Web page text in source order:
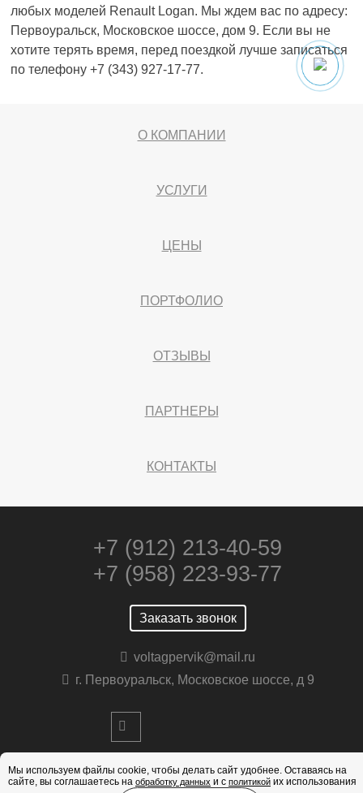
любых моделей Renault Logan. Мы ждем вас по адресу:
Первоуральск, Московское шоссе, дом 9. Если вы не
хотите терять время, перед поездкой лучше записаться
по телефону +7 (343) 927-17-77.
О КОМПАНИИ
УСЛУГИ
ЦЕНЫ
ПОРТФОЛИО
ОТЗЫВЫ
ПАРТНЕРЫ
КОНТАКТЫ
+7 (912) 213-40-59
+7 (958) 223-93-77
Заказать звонок
voltagpervik@mail.ru
г. Первоуральск, Московское шоссе, д 9
Мы используем файлы cookie, чтобы делать сайт удобнее. Оставаясь на
сайте, вы соглашаетесь на обработку данных и с политикой их использования